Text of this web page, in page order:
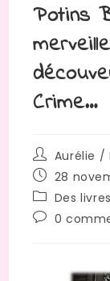
Potins
Crime…
Aurélie /
28
Des
0